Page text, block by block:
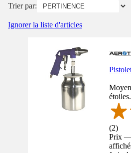
Trier par:
Ignorer la liste d'articles
(2)
Prix —